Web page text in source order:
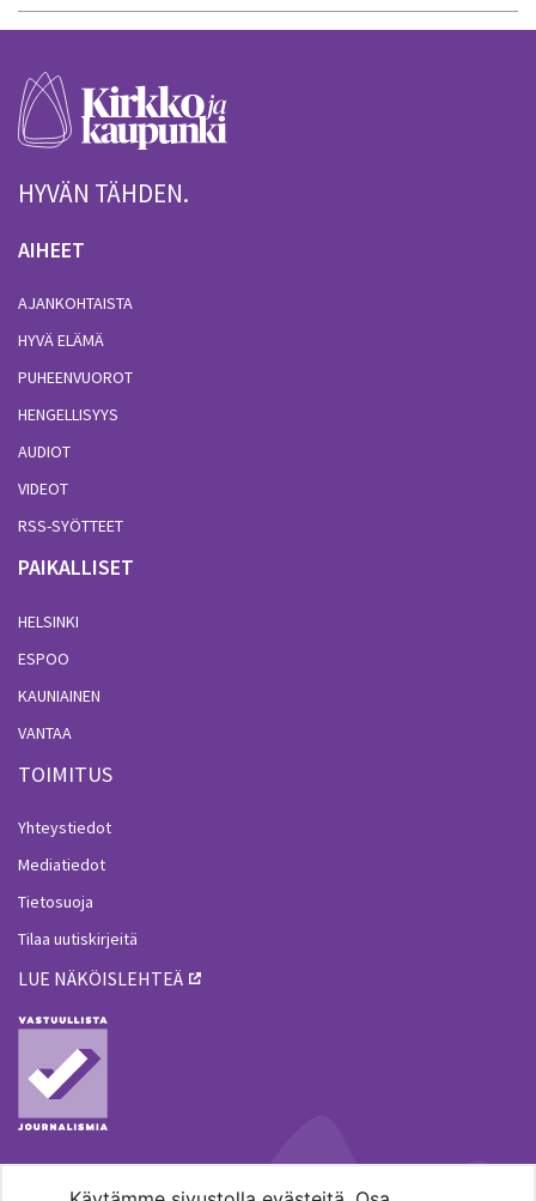
HYVÄN TÄHDEN.
AIHEET
AJANKOHTAISTA
HYVÄ ELÄMÄ
PUHEENVUOROT
HENGELLISYYS
AUDIOT
VIDEOT
RSS-SYÖTTEET
PAIKALLISET
HELSINKI
ESPOO
KAUNIAINEN
VANTAA
TOIMITUS
Yhteystiedot
Mediatiedot
Tietosuoja
Tilaa uutiskirjeitä
LUE NÄKÖISLEHTEÄ